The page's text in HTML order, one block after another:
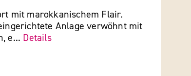
mit marokkanischem Flair.
Anlage verwöhnt mit
e... Details